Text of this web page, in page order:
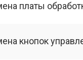
платы
кнопок